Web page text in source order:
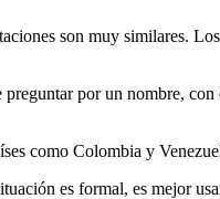
son muy similares.
por un nombre,
como Colombia y
es formal, es mejor